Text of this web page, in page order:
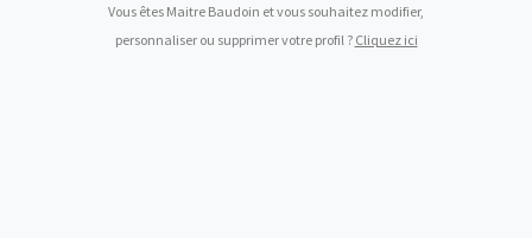
Vous êtes Maitre Baudoin et vous souhaitez modifier,
personnaliser ou supprimer votre profil ? Cliquez ici